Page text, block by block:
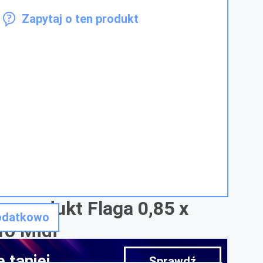
Zapytaj o ten produkt
produkt Flaga 0,85 x
Midi